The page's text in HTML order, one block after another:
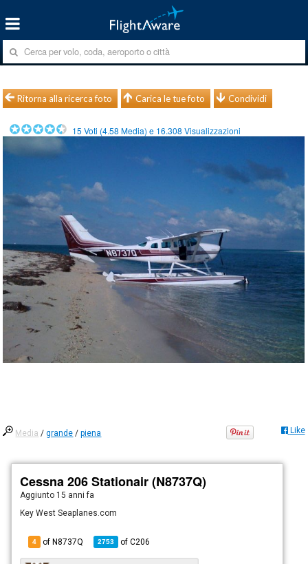
Ritorna alla ricerca foto Carica le tue foto Condividi
15 Voti (4.58 Media) e 16.308 Visualizzazioni
Media /grande /piena Like
Cessna 206 Stationair (N8737Q)
Aggiunto 15 anni fa
Key West Seaplanes.com
4 of N8737Q 2753 ofC206